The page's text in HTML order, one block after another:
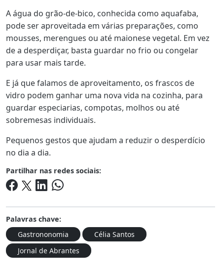
A água do grão-de-bico, conhecida como aquafaba,
pode ser aproveitada em várias preparações, como
mousses, merengues ou até maionese vegetal. Em vez
de a desperdiçar, basta guardar no frio ou congelar
para usar mais tarde.
E já que falamos de aproveitamento, os frascos de
vidro podem ganhar uma nova vida na cozinha, para
guardar especiarias, compotas, molhos ou até
sobremesas individuais.
Pequenos gestos que ajudam a reduzir o desperdício
no dia a dia.
Partilhar nas redes sociais:
Palavras chave:
Gastrononomia
Célia Santos
Jornal de Abrantes